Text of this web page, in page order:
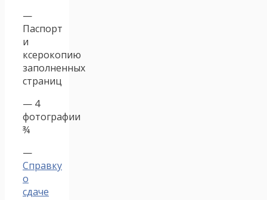
—
Паспорт
и
ксерокопию
заполненных
страниц
— 4
фотографии
¾
—
Справку
о
сдаче